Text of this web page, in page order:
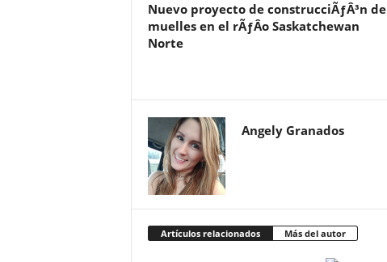
Nuevo proyecto de construcciÃƒÂ³n de
muelles en el rÃƒÂ­o Saskatchewan
Norte
Angely Granados
Artículos relacionados Más del autor